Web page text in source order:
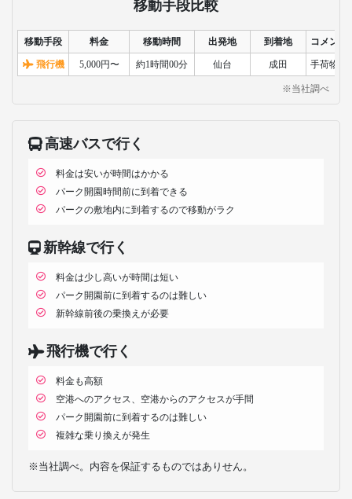
移動手段比較
移動手段 料金 移動時間 出発地 到着地 コメント
飛行機 5,000円〜 約1時間00分 仙台 成田 手荷物検
※当社調べ
高速バスで行く
料金は安いが時間はかかる
パーク開園時間前に到着できる
パークの敷地内に到着するので移動がラク
新幹線で行く
料金は少し高いが時間は短い
パーク開園前に到着するのは難しい
新幹線前後の乗換えが必要
飛行機で行く
料金も高額
空港へのアクセス、空港からのアクセスが手間
パーク開園前に到着するのは難しい
複雑な乗り換えが発生
※当社調べ。内容を保証するものではありせん。